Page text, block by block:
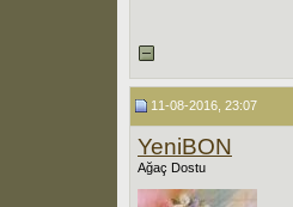
11-08-2016, 23:07
YeniBON
Ağaç Dostu